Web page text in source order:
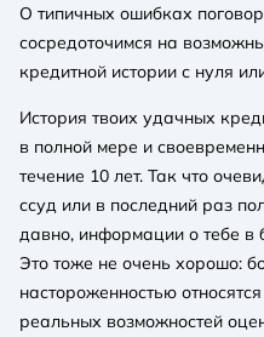
О типичных ошибках
сосредоточимся на
кредитной истории с нуля
История твоих удачных
в полной мере и
течение 10 лет. Так что
ссуд или в последний раз
давно, информации о тебе
Это тоже не очень хорошо:
настороженностью
реальных возможностей